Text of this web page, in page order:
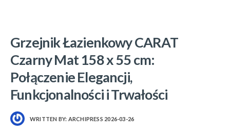
Grzejnik Łazienkowy CARAT
Czarny Mat 158 x 55 cm:
Połączenie Elegancji,
Funkcjonalności i Trwałości
WRITTEN BY: ARCHIPRESS 2026-03-26